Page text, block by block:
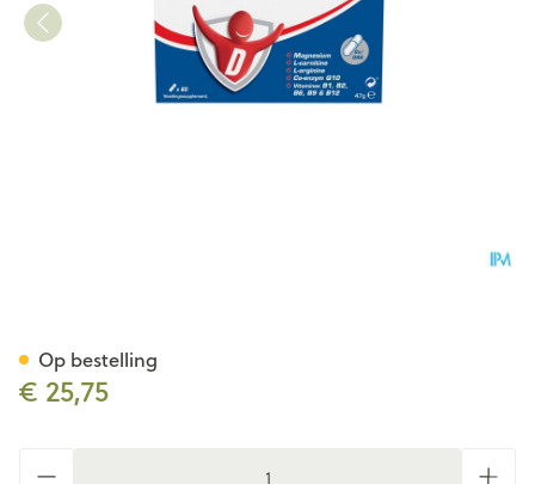
€ 25,75
Op bestelling